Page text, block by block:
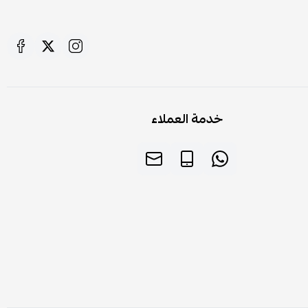
خدمة العملاء